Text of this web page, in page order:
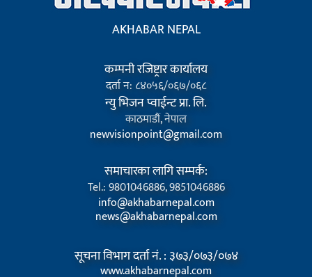
AKHABAR NEPAL
कम्पनी रजिष्ट्रार कार्यालय
दर्ता न: ८४०५६/०६७/०६८
न्यु भिजन प्वाईन्ट प्रा. लि.
काठमाडौं, नेपाल
newvisionpoint@gmail.com
समाचारका लागि सम्पर्क:
Tel.: 9801046886, 9851046886
info@akhabarnepal.com
news@akhabarnepal.com
सूचना विभाग दर्ता नं. : ३७३/०७३/०७४
www.akhabarnepal.com